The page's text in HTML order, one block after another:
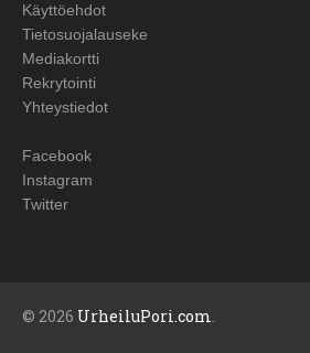
Käyttöehdot
Tietosuojalauseke
Mediakortti
Rekrytointi
Yhteystiedot
Facebook
Instagram
Twitter
© 2026 UrheiluPori.com.